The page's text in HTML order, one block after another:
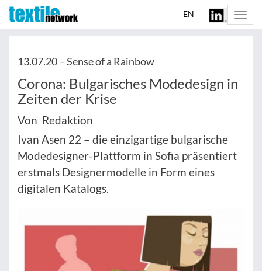
EN
13.07.20 –Sense of a Rainbow
Corona: Bulgarisches Modedesign in
Zeiten der Krise
Von Redaktion
Ivan Asen 22 – die einzigartige bulgarische
Modedesigner-Plattform in Sofia präsentiert
erstmals Designermodelle in Form eines
digitalen Katalogs.